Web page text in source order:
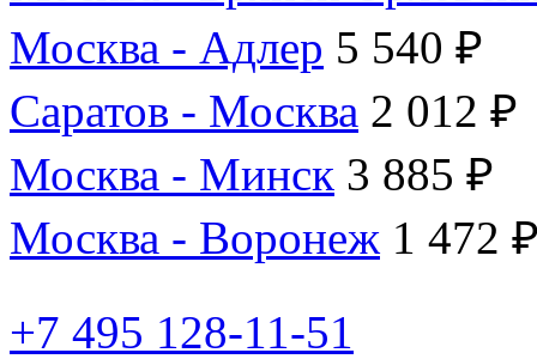
Москва - Адлер 5 540 ₽
Саратов - Москва 2 012 ₽
Москва - Минск 3 885 ₽
Москва - Воронеж 1 472
+7 495 128-11-51